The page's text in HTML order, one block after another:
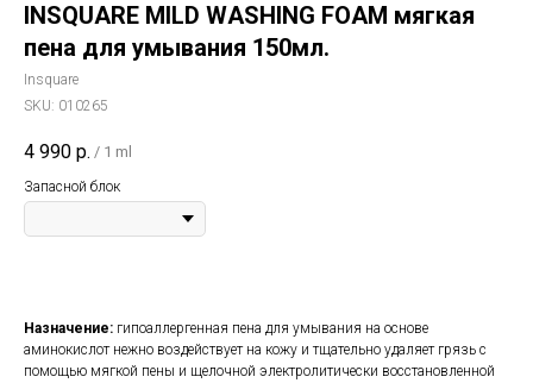
INSQUARE MILD WASHING FOAM мягкая
пена для умывания 150мл.
Insquare
SKU: 010265
4 990 р. / 1 ml
Запасной блок
Назначение: гипоаллергенная пена для умывания на основе
аминокислот нежно воздействует на кожу и тщательно удаляет грязь с
помощью мягкой пены и щелочной электролитически восстановленной